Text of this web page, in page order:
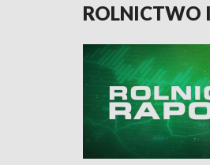
ROLNICTWO